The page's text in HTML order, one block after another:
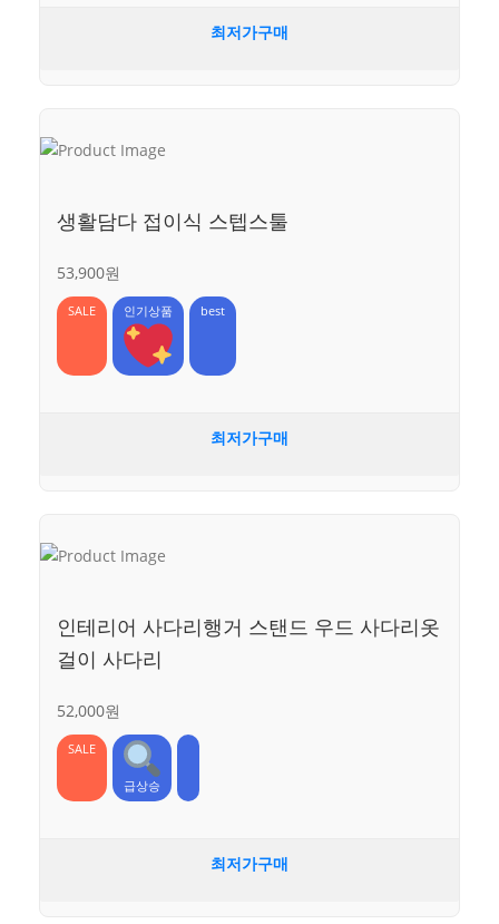
최저가구매
생활담다 접이식 스텝스툴
53,900원
SALE 인기상품 best
최저가구매
인테리어 사다리행거 스탠드 우드 사다리옷
걸이 사다리
52,000원
SALE
급상승
최저가구매